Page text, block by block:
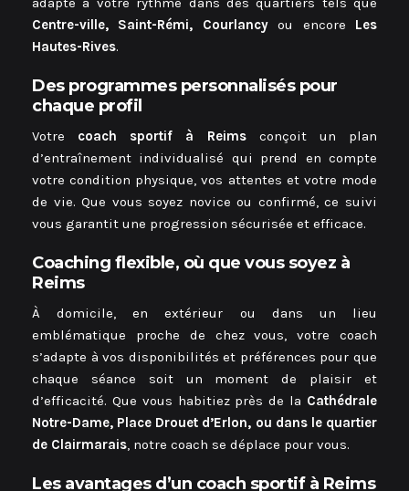
Centre-ville, Saint-Rémi, Courlancyou encore Les
Hautes-Rives.
Des programmes personnalisés pour
chaque profil
Votre coach sportif à Reimsconçoit un plan
d’entraînement individualisé qui prend en compte
votre condition physique, vos attentes et votre mode
de vie. Que vous soyez novice ou confirmé, ce suivi
vous garantit une progression sécurisée et efficace.
Coaching flexible, où que vous soyez à
Reims
À domicile, en extérieur ou dans un lieu
emblématique proche de chez vous, votre coach
s’adapte à vos disponibilités et préférences pour que
chaque séance soit un moment de plaisir et
d’efficacité. Que vous habitiez près de la Cathédrale
Notre-Dame, Place Drouet d’Erlon, ou dans le quartier
de Clairmarais, notre coach se déplace pour vous.
Les avantages d’un coach sportif à Reims